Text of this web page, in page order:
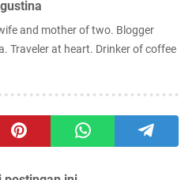
and mother of two. Blogger
Traveler at heart. Drinker of coffee